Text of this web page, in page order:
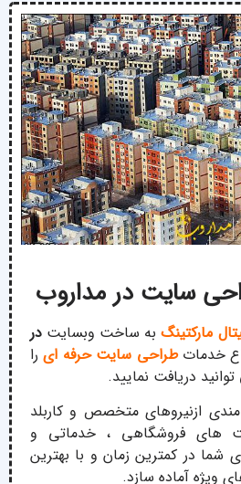
سایت در مداروب
مارکتینگبه ساخت وبسایت در
خدماتطراحی سایت حرفه ایرا
دریافت نمایید.
مندی ازنیروهای متخصص و کاربلد
های فروشگاهی ، خدماتی و
در کمترین زمان و با بهترین
ویژه آماده سازد.